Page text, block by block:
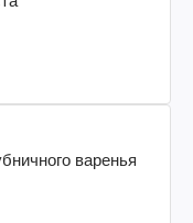
варенья